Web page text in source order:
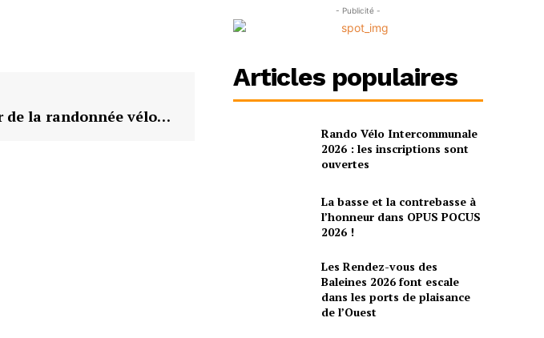
de la randonnée vélo…
- Publicité -
Articles populaires
Rando Vélo Intercommunale
2026 : les inscriptions sont
ouvertes
La basse et la contrebasse à
l’honneur dans OPUS POCUS
2026 !
Les Rendez-vous des
Baleines 2026 font escale
dans les ports de plaisance
de l’Ouest